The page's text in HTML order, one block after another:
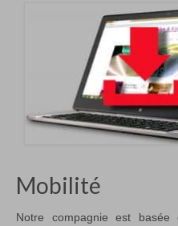
Mobilité
Notre compagnie est